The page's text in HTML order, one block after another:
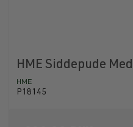
HME Siddepude
HME
P18145